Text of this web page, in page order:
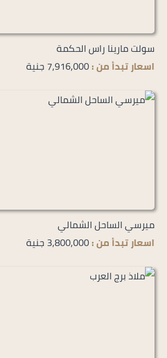
سولت مارينا راس الحكمة
اسعار تبدأ من :7,916,000 جنية
ميرسي الساحل الشمالي
اسعار تبدأ من :3,800,000 جنية